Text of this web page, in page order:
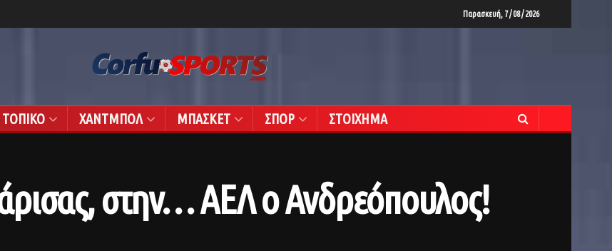
Παρασκευή, 7 / 08 / 2026
ΤΟΠΙΚΟ ΧΑΝΤΜΠΟΛ ΜΠΑΣΚΕΤ ΣΠΟΡ ΣΤΟΙΧΗΜΑ
στην… ΑΕΛ ο Ανδρεόπουλος!